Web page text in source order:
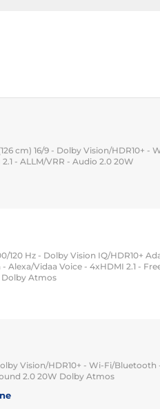
cm) 16/9 - Dolby Vision/HDR10+ -
- ALLM/VRR - Audio 2.0 20W
120 Hz - Dolby Vision IQ/HDR10+
Alexa/Vidaa Voice - 4xHDMI 2.1 -
Dolby Atmos
Vision/HDR10+ - Wi-Fi/Bluetooth
2.0 20W Dolby Atmos